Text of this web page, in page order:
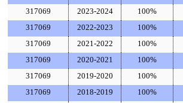
317069 2023-2024 100%
317069 2022-2023 100%
317069 2021-2022 100%
317069 2020-2021 100%
317069 2019-2020 100%
317069 2018-2019 100%